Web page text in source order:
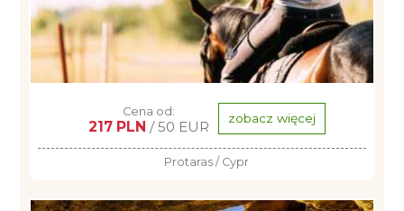
Cena od:
217 PLN / 50 EUR zobacz więcej
Protaras / Cypr